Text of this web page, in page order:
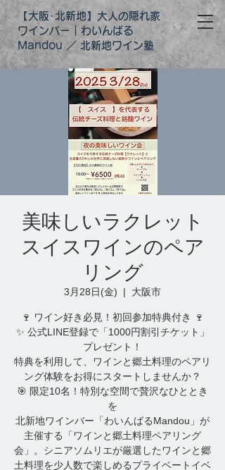
【大阪･北新地】大人の隠れ家
ワインバー｜わいんばる
Mandou ／ 北新地ワイン塾
美味しいラクレット
スイスワインのペア
リング
3月28日(金)
  |
大阪市
🍷 ワイン好き必見！初回参加特典付き 🍷
✨ 公式LINE登録で「1000円割引チケット」
プレゼント！
特典を利用して、ワインと郷土料理のペアリ
ング体験をお得にスタートしませんか？
🎯 限定10名！特別な空間で贅沢なひととき
を
北新地ワインバー「わいんばるMandou」が
主催する「ワインと郷土料理ペアリング
会」。シニアソムリエが厳選したワインと郷
土料理を少人数で楽しめるプライベートイベ